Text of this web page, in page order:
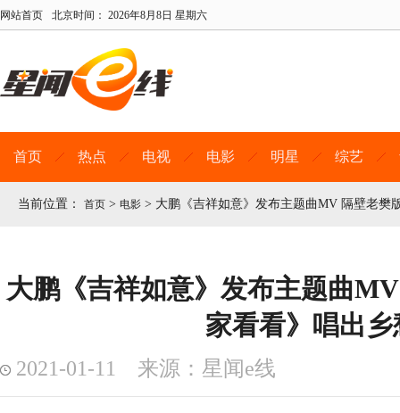
网站首页 北京时间： 2026年8月8日 星期六
首页 热点 电视 电影 明星 综艺
当前位置： 首页 > 电影 > 大鹏《吉祥如意》发布主题曲MV 隔壁老樊
大鹏《吉祥如意》发布主题曲
家看看》唱出乡
2021-01-11 来源：星闻e线